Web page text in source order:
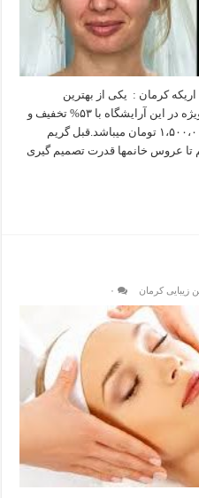
کرمان : یکی از بهترین
آرایشگاه هامیباشد.پکیج گریم عروس ویژه در این آرایشگاه با ۵۳% تخفیف و
پرداخت تنها ۷۰۰،۰۰۰ تومان به جای ۱،۵۰۰،۰۰۰ تومان میباشد.قبل گریم
عروس خانمها قدرت تصمیم گیری
زیبایی کرمان ۰